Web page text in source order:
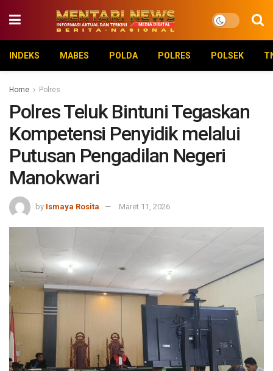
INDEKS MABES POLDA POLRES POLSEK
Home Polres
Polres Teluk Bintuni Tegaskan
Kompetensi Penyidik melalui
Putusan Pengadilan Negeri
Manokwari
by Ismaya Rosita Maret 11, 2026